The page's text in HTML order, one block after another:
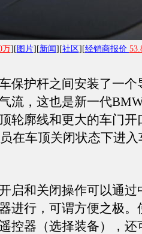
万][ 图片][新闻][社区][经销商报价
护杆之间安装了一个
流，这也是新一代
轮廓线和更大的车门开
在车顶关闭状态下进
和关闭操作可以通过
进行，可谓方便之极。
控器（选择装备），还